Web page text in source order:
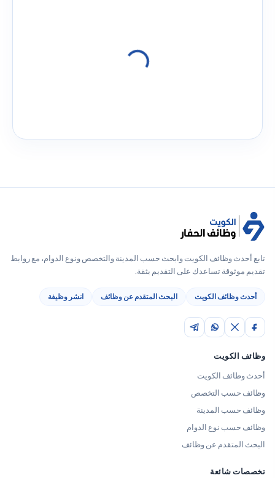
تابع أحدث وظائف الكويت وابحث حسب المدينة والتخصص ونوع الدوام، مع روابط
تقديم موثوقة تساعدك على التقديم بثقة.
أحدث وظائف الكويت البحث المتقدم عن وظائف انشر وظيفة
وظائف الكويت
أحدث وظائف الكويت
وظائف حسب التخصص
وظائف حسب المدينة
وظائف حسب نوع الدوام
البحث المتقدم عن وظائف
تخصصات شائعة